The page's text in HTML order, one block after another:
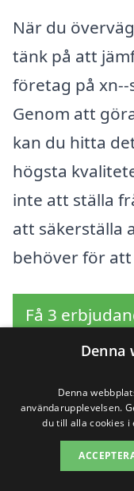
När du
tänk på att
företag på
Genom att
kan du hitta
högsta
inte att ställa
att säkerställa
behöver för
Få 3
förpliktelser
Sök
Denna
Denna
användarupplevelsen.
du till alla cookies i